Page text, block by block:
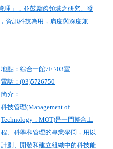
理」，並鼓勵跨領域之研究。發
資訊科技為用，廣度與深度兼
地點：綜合一館7F 703室
電話：(03)5726750
簡介：
科技管理(Management of
Technology，MOT)是一門整合工
程、科學和管理的專業學問，用以
計劃、開發和建立組織中的科技能